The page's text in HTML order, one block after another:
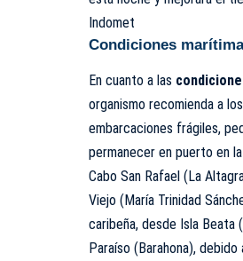
Indomet
Condiciones
En cuanto a las
organismo recomienda a
embarcaciones frágiles,
permanecer en puerto en
Cabo San Rafael (La
Viejo (María Trinidad
caribeña, desde Isla Beata
Paraíso (Barahona),